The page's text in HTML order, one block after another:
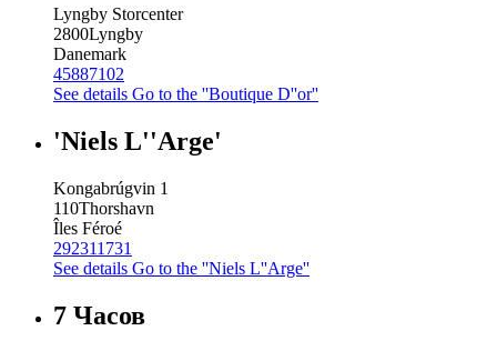
Lyngby Storcenter
2800Lyngby
Danemark
45887102
See details Go to the ''Boutique D''or''
'Niels L''Arge'
Kongabrúgvin 1
110Thorshavn
Îles Féroé
292311731
See details Go to the ''Niels L''Arge''
7 Часов